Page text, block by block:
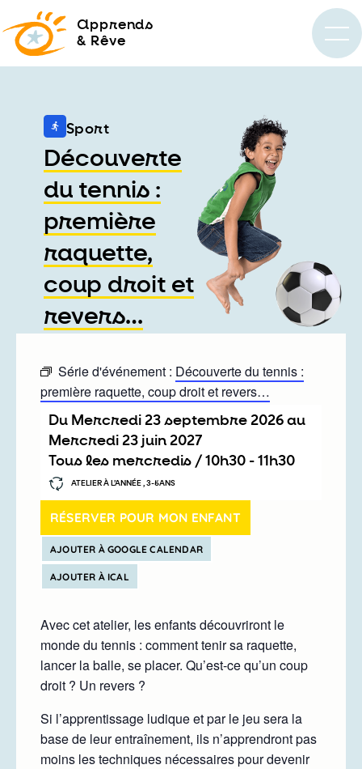
apprends
& Rêve
Sport
Découverte
du tennis :
première
raquette,
coup droit et
revers…
Série d'événement : Découverte du tennis :
première raquette, coup droit et revers…
Du mercredi 23 septembre 2026au
mercredi 23 juin 2027
Tous les mercredis / 10h30 - 11h30
ATELIER À L’ANNÉE , 3-5ANS
RÉSERVER POUR MON ENFANT
AJOUTER À GOOGLE CALENDAR
AJOUTER À ICAL
Avec cet atelier, les enfants découvriront le
monde du tennis : comment tenir sa raquette,
lancer la balle, se placer. Qu’est-ce qu’un coup
droit ? Un revers ?
Si l’apprentissage ludique et par le jeu sera la
base de leur entraînement, ils n’apprendront pas
moins les techniques nécessaires pour devenir